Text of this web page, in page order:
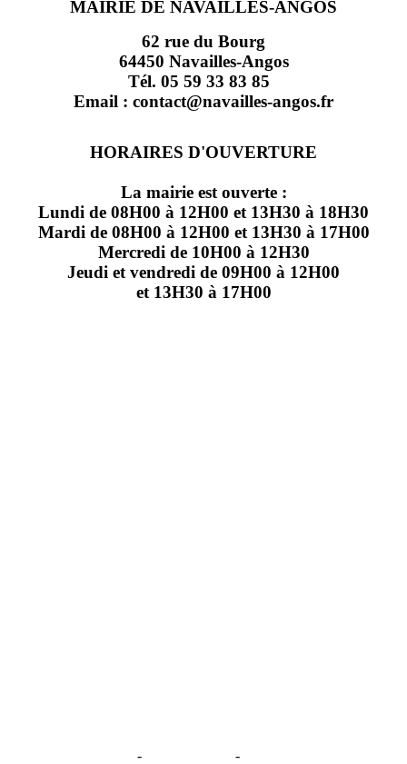
MAIRIE DE NAVAILLES-ANGOS
62 rue du Bourg
64450 Navailles-Angos
Tél. 05 59 33 83 85
Email : contact@navailles-angos.fr
HORAIRES D'OUVERTURE
La mairie est ouverte :
Lundi de 08H00 à 12H00 et 13H30 à 18H30
Mardi de 08H00 à 12H00 et 13H30 à 17H00
Mercredi de 10H00 à 12H30
Jeudi et vendredi de 09H00 à 12H00
et 13H30 à 17H00
- -